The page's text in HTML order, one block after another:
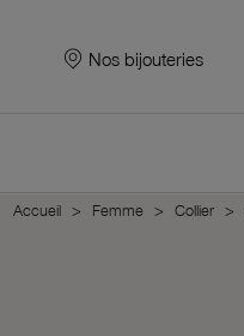
Nos bijouteries
Accueil Femme Collier